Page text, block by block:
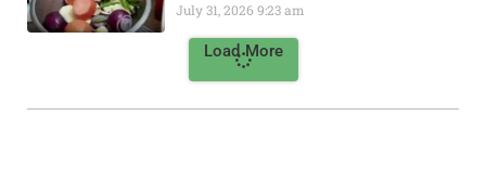
July 31, 20269:23 am
Load More